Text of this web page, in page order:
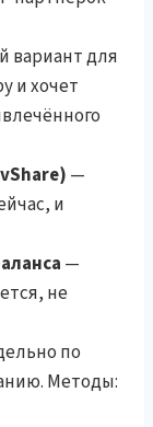
вариант для
и хочет
—
и
—
не
по
Методы: